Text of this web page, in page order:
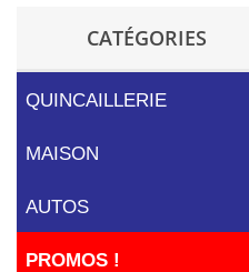
CATÉGORIES
QUINCAILLERIE
MAISON
AUTOS
PROMOS !